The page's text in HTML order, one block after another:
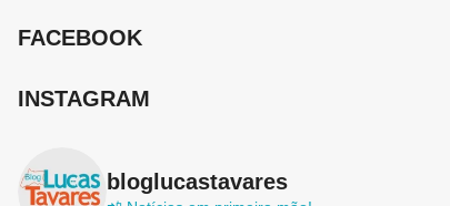
FACEBOOK
INSTAGRAM
bloglucastavares